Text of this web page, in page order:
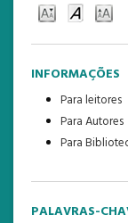
INFORMAÇÕES
Para leitores
Para Autores
Para
PALAVRAS-